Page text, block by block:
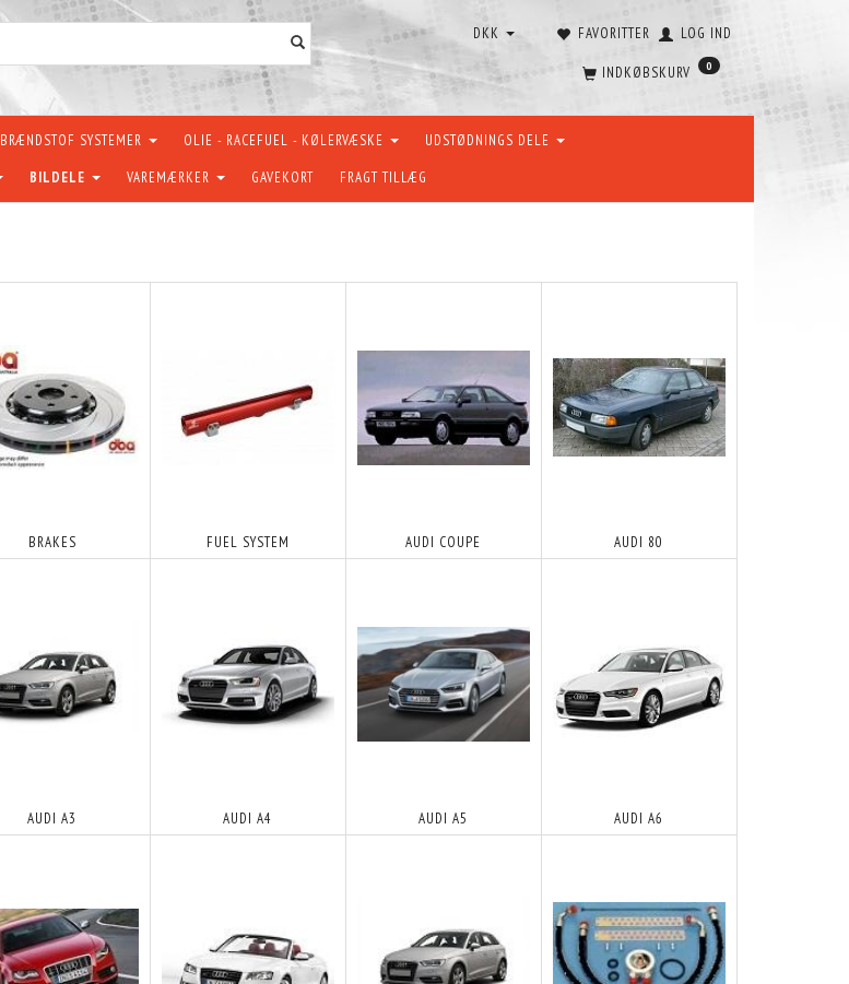
FAVORITTER LOG IND
DKK
INDKØBSKURV 0
BRÆNDSTOF SYSTEMER OLIE - RACEFUEL - KØLERVÆSKE UDSTØDNINGS DELE
BILDELE VAREMÆRKER GAVEKORT FRAGT TILLÆG
BRAKES FUEL SYSTEM AUDI COUPE AUDI 80
AUDI A3 AUDI A4 AUDI A5 AUDI A6